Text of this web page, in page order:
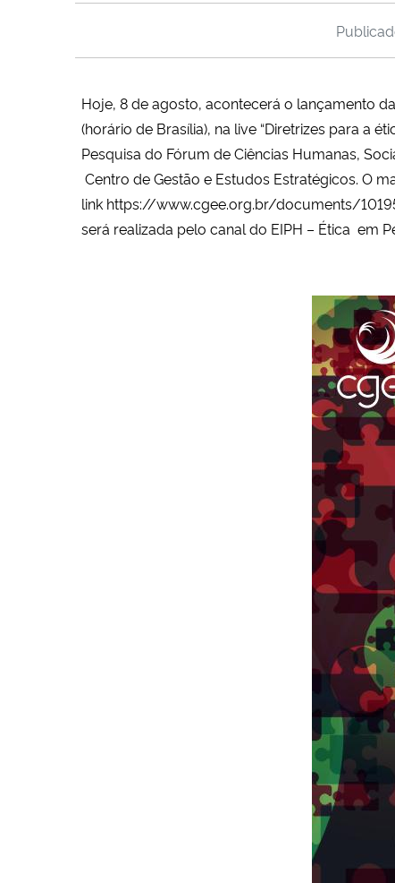
Hoje, 8 de agosto, acontecerá o lançamento
(horário de Brasília), na live “Diretrizes para a
Pesquisa do Fórum de Ciências Humanas,
Centro de Gestão e Estudos Estratégicos. O
link https://www.cgee.org.br/documents/
será realizada pelo canal do EIPH – Ética em